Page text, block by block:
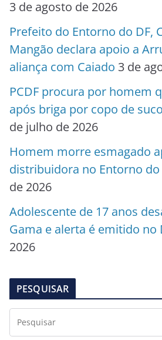
3 de agosto de 2026
Prefeito do Entorno do DF,
Mangão declara apoio a
aliança com Caiado 3 de
PCDF procura por homem
após briga por copo de
de julho de 2026
Homem morre esmagado
distribuidora no Entorno do
de 2026
Adolescente de 17 anos
Gama e alerta é emitido no
2026
PESQUISAR